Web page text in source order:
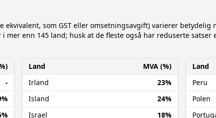
ekvivalent, som GST eller omsetningsavgift) varierer
mer enn 145 land; husk at de fleste også har reduserte
-
Land
MVA (%)
Irland
23%
Island
24%
Israel
18%
Land
Peru
Polen